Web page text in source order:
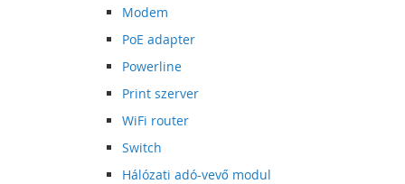
Modem
PoE adapter
Powerline
Print szerver
WiFi router
Switch
Hálózati adó-vevő modul